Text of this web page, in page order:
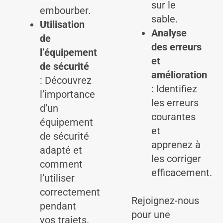
embourber.
Utilisation
de
l’équipement
de sécurité
: Découvrez
l’importance
d’un
équipement
de sécurité
adapté et
comment
l’utiliser
correctement
pendant
vos trajets.
sur le
sable.
Analyse
des erreurs
et
amélioration
: Identifiez
les erreurs
courantes
et
apprenez à
les corriger
efficacement.
Rejoignez-nous
pour une